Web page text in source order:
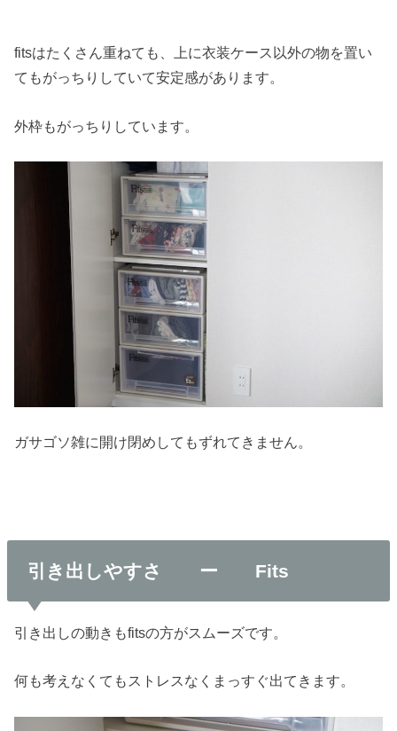
fitsはたくさん重ねても、上に衣装ケース以外の物を置い
てもがっちりしていて安定感があります。
外枠もがっちりしています。
ガサゴソ雑に開け閉めしてもずれてきません。
引き出しやすさ ー Fits
引き出しの動きもfitsの方がスムーズです。
何も考えなくてもストレスなくまっすぐ出てきます。